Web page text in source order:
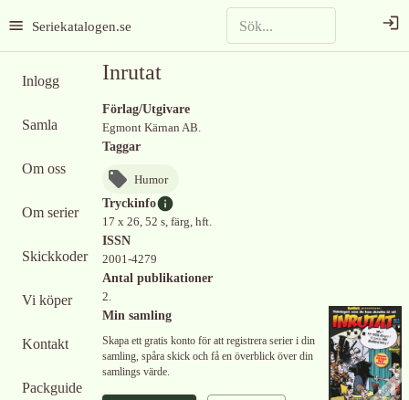
Seriekatalogen.se
Inlogg
Samla
Om oss
Om serier
Skickkoder
Vi köper
Kontakt
Packguide
Inrutat
Förlag/Utgivare
Egmont Kärnan AB.
Taggar
Humor
Tryckinfo
17 x 26, 52 s, färg, hft.
ISSN
2001-4279
Antal publikationer
2.
Min samling
Skapa ett gratis konto för att registrera serier i din
samling, spåra skick och få en överblick över din
samlings värde.